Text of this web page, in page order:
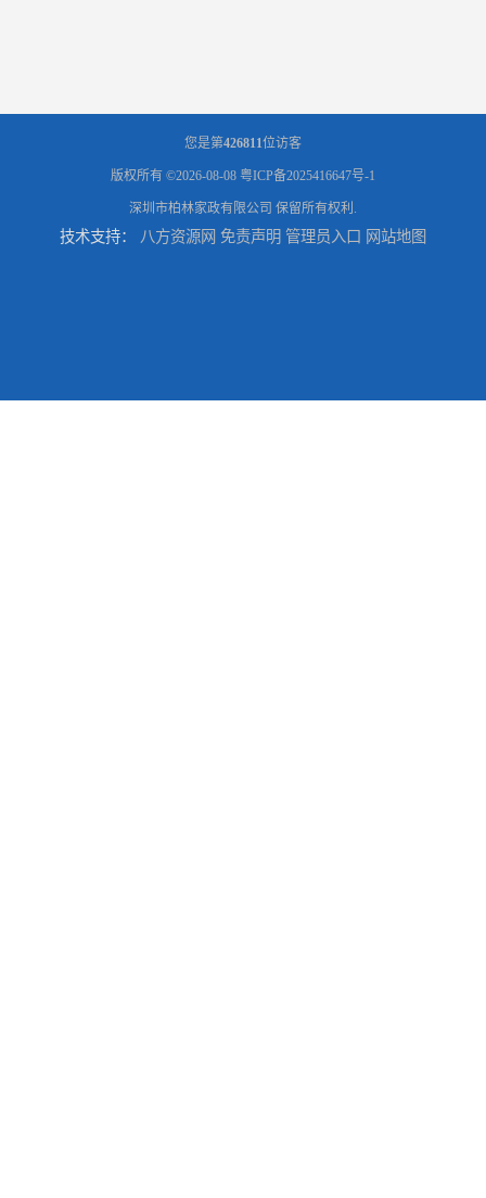
您是第426811位访客
版权所有 ©2026-08-08 粤ICP备2025416647号-1
深圳市柏林家政有限公司 保留所有权利.
技术支持： 八方资源网 免责声明 管理员入口 网站地图